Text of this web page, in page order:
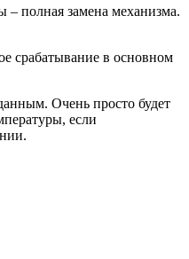
– полная замена механизма.
срабатывание в основном
Очень просто будет
если